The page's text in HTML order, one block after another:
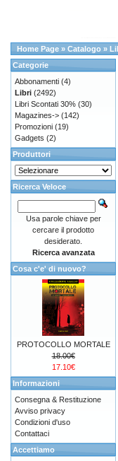
Home Page » Catalogo »
Categorie
Abbonamenti (4)
Libri (2492)
Libri Scontati 30% (30)
Magazines-> (142)
Promozioni (19)
Gadgets (2)
Produttori
Ricerca Veloce
Usa parole chiave per
cercare il prodotto
desiderato.
Ricerca avanzata
Cosa c'e' di nuovo?
PROTOCOLLO MORTALE
18.00€
17.10€
Informazioni
Consegna & Restituzione
Avviso privacy
Condizioni d'uso
Contattaci
Accettiamo